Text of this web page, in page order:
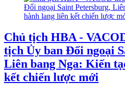
Chủ tịch HBA -
tịch Ủy ban Đối ngoại
Liên bang Nga: Kiến
kết chiến lược mới